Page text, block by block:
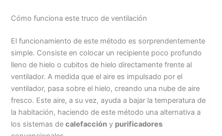
Cómo funciona este truco de ventilación
El funcionamiento de este método es sorprendentemente
simple. Consiste en colocar un recipiente poco profundo
lleno de hielo o cubitos de hielo directamente frente al
ventilador. A medida que el aire es impulsado por el
ventilador, pasa sobre el hielo, creando una nube de aire
fresco. Este aire, a su vez, ayuda a bajar la temperatura de
la habitación, haciendo de este método una alternativa a
los sistemas decalefacción y purificadores